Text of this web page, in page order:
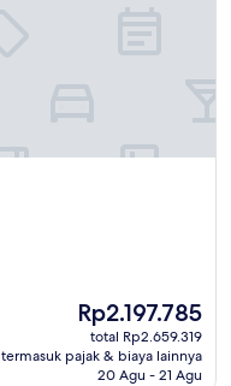
Harga
sekarang
Rp2.197.785
Rp2.197.785
total Rp2.659.319
termasuk pajak & biaya lainnya
20 Agu - 21 Agu